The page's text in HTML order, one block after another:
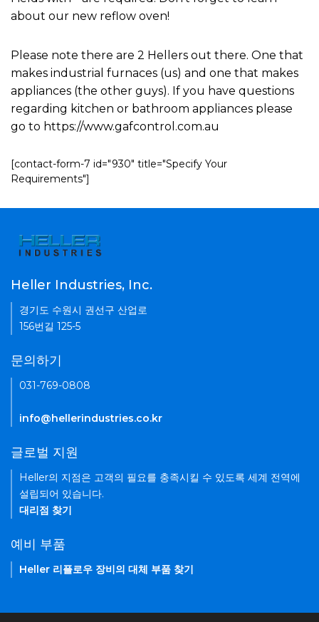
about our new reflow oven!
Please note there are 2 Hellers out there. One that
makes industrial furnaces (us) and one that makes
appliances (the other guys). If you have questions
regarding kitchen or bathroom appliances please
go to https://www.gafcontrol.com.au
[contact-form-7 id="930" title="Specify Your
Requirements"]
Heller Industries, Inc.
경기도 수원시 권선구 산업로
156번길 125-5
문의하기
031-769-0808
info@hellerindustries.co.kr
글로벌 지원
Heller의 지점은 고객의 필요를 충족시킬 수 있도록 세계 전역에
설립되어 있습니다.
대리점 찾기
예비 부품
Heller 리플로우 장비의 대체 부품 찾기